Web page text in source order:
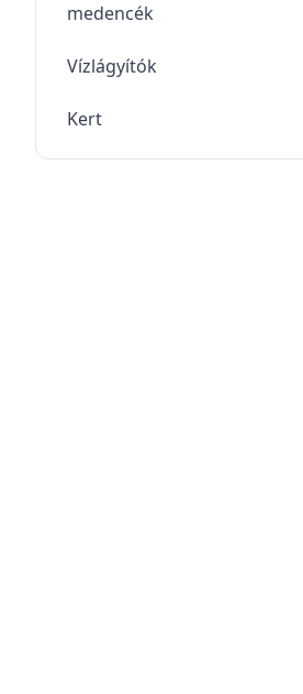
medencék
Vízlágyítók
Kert